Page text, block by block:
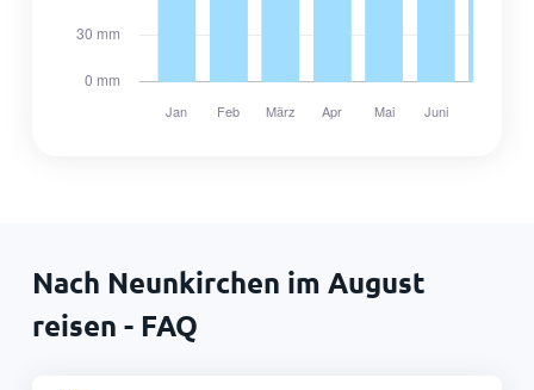
Nach Neunkirchen im August
reisen - FAQ